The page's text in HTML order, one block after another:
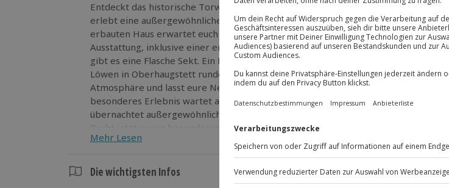
Entdeckt das historische Torwärterhäusle am Silbertor in Neubulach und
erlebt eine außergewöhnliche Übernachtung im Schwarzwald! In dem 1820
erbauten Haus erwartet euch ländlicher Charme mit moderner
Ausstattung, inklusive einer entspannenden Infrarotkabine. Zur Begrüßung
gibt es eine Flasche Sekt. Ein Essensgutschein über 40 € im Landgasthof
Löwen in Oberhaugstett rundet euren Kurzurlaub ab. Genießt die regionale
Atmosphäre und lasst eure Neugier auf Entdeckungen wachsen – ein
besonderes Erlebnis wartet auf euch! Taucht ein in ländlichen Charme und
übernachtet außergewöhnlich im historischen Torwärterhäusle von 1820.
Bucht jetzt euren besonderen Kurzurlaub im Schwarzwald!
Mehr Lesen
Die wichtigsten Infos